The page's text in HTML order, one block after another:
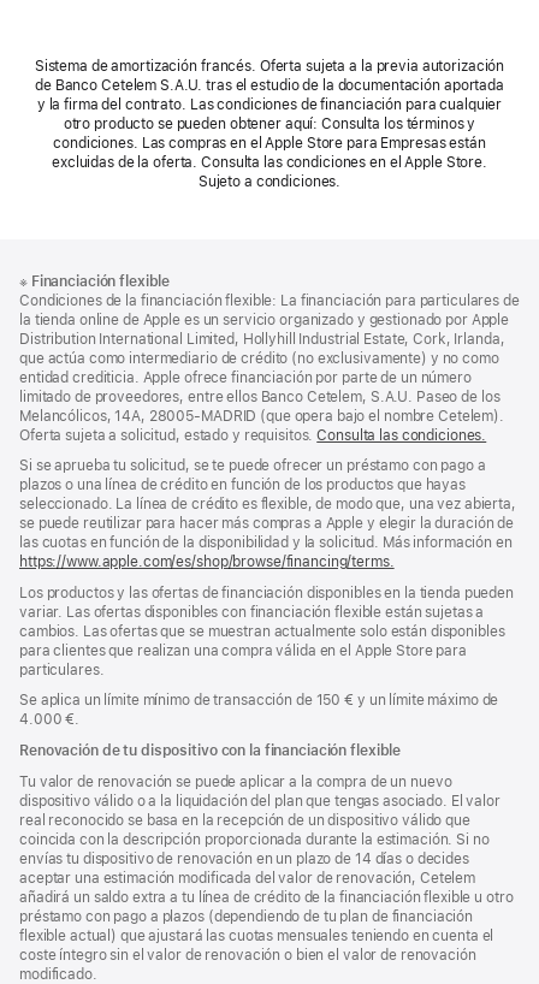
Sistema de amortización francés. Oferta sujeta a la previa autorización
de Banco Cetelem S.A.U. tras el estudio de la documentación aportada
y la firma del contrato. Las condiciones de financiación para cualquier
otro producto se pueden obtener aquí: Consulta los términos y
condiciones. Las compras en el Apple Store para Empresas están
excluidas de la oferta. Consulta las condiciones en el Apple Store.
Sujeto a condiciones.
a
pie
de
página
al
pie
※ Financiación flexible
Condiciones de la financiación flexible: La financiación para particulares de
la tienda online de Apple es un servicio organizado y gestionado por Apple
Distribution International Limited, Hollyhill Industrial Estate, Cork, Irlanda,
que actúa como intermediario de crédito (no exclusivamente) y no como
entidad crediticia. Apple ofrece financiación por parte de un número
limitado de proveedores, entre ellos Banco Cetelem, S.A.U. Paseo de los
Melancólicos, 14A, 28005-MADRID (que opera bajo el nombre Cetelem).
Oferta sujeta a solicitud, estado y requisitos.Consulta las condiciones.
Si se aprueba tu solicitud, se te puede ofrecer un préstamo con pago a
plazos o una línea de crédito en función de los productos que hayas
seleccionado. La línea de crédito es flexible, de modo que, una vez abierta,
se puede reutilizar para hacer más compras a Apple y elegir la duración de
las cuotas en función de la disponibilidad y la solicitud. Más información en
https://www.apple.com/es/shop/browse/financing/terms.
Los productos y las ofertas de financiación disponibles en la tienda pueden
variar. Las ofertas disponibles con financiación flexible están sujetas a
cambios. Las ofertas que se muestran actualmente solo están disponibles
para clientes que realizan una compra válida en el Apple Store para
particulares.
Se aplica un límite mínimo de transacción de 150 € y un límite máximo de
4.000 €.
Renovación de tu dispositivo con la financiación flexible
Tu valor de renovación se puede aplicar a la compra de un nuevo
dispositivo válido o a la liquidación del plan que tengas asociado. El valor
real reconocido se basa en la recepción de un dispositivo válido que
coincida con la descripción proporcionada durante la estimación. Si no
envías tu dispositivo de renovación en un plazo de 14 días o decides
aceptar una estimación modificada del valor de renovación, Cetelem
añadirá un saldo extra a tu línea de crédito de la financiación flexible u otro
préstamo con pago a plazos (dependiendo de tu plan de financiación
flexible actual) que ajustará las cuotas mensuales teniendo en cuenta el
coste íntegro sin el valor de renovación o bien el valor de renovación
modificado.